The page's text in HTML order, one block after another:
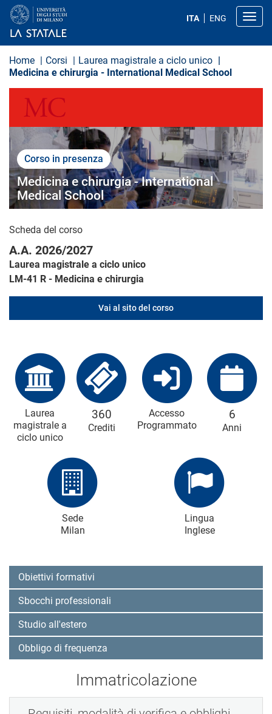
a
ITA ENG
Home Corsi
Laurea magistrale a ciclo unico
Medicina e chirurgia - International Medical School
Corso in presenza
Medicina e chirurgia - International
Medical School
Scheda del corso
A.A. 2026/2027
Laurea magistrale a ciclo unico
LM-41 R - Medicina e chirurgia
Vai al sito del corso
Laurea
magistrale a
ciclo unico
360
Crediti
Accesso
Programmato
6
Anni
Sede
Milan
Lingua
Inglese
Obiettivi formativi
Sbocchi professionali
Studio all'estero
Obbligo di frequenza
Immatricolazione